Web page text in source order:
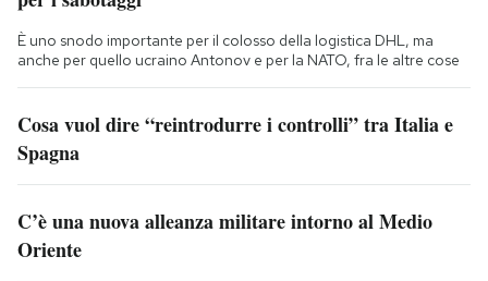
È uno snodo importante per il colosso della logistica DHL, ma
anche per quello ucraino Antonov e per la NATO, fra le altre cose
Cosa vuol dire “reintrodurre i controlli” tra Italia e
Spagna
C’è una nuova alleanza militare intorno al Medio
Oriente